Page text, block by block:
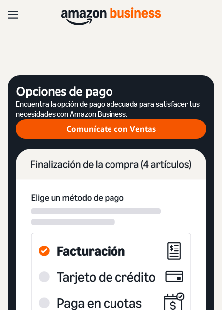
Opciones de pago
Encuentra la opción de pago adecuada para satisfacer tus
necesidades con Amazon Business.
Comunícate con Ventas